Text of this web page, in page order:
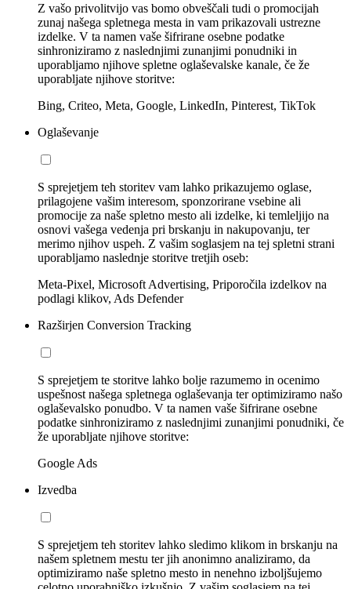
Z vašo privolitvijo vas bomo obveščali tudi o promocijah
zunaj našega spletnega mesta in vam prikazovali ustrezne
izdelke. V ta namen vaše šifrirane osebne podatke
sinhroniziramo z naslednjimi zunanjimi ponudniki in
uporabljamo njihove spletne oglaševalske kanale, če že
uporabljate njihove storitve:
Bing, Criteo, Meta, Google, LinkedIn, Pinterest, TikTok
Oglaševanje
S sprejetjem teh storitev vam lahko prikazujemo oglase,
prilagojene vašim interesom, sponzorirane vsebine ali
promocije za naše spletno mesto ali izdelke, ki temleljijo na
osnovi vašega vedenja pri brskanju in nakupovanju, ter
merimo njihov uspeh. Z vašim soglasjem na tej spletni strani
uporabljamo naslednje storitve tretjih oseb:
Meta-Pixel, Microsoft Advertising, Priporočila izdelkov na
podlagi klikov, Ads Defender
Razširjen Conversion Tracking
S sprejetjem te storitve lahko bolje razumemo in ocenimo
uspešnost našega spletnega oglaševanja ter optimiziramo našo
oglaševalsko ponudbo. V ta namen vaše šifrirane osebne
podatke sinhroniziramo z naslednjimi zunanjimi ponudniki, če
že uporabljate njihove storitve:
Google Ads
Izvedba
S sprejetjem teh storitev lahko sledimo klikom in brskanju na
našem spletnem mestu ter jih anonimno analiziramo, da
optimiziramo naše spletno mesto in nenehno izboljšujemo